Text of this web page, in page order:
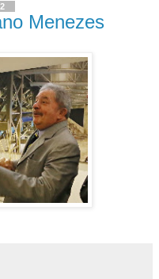
Menezes